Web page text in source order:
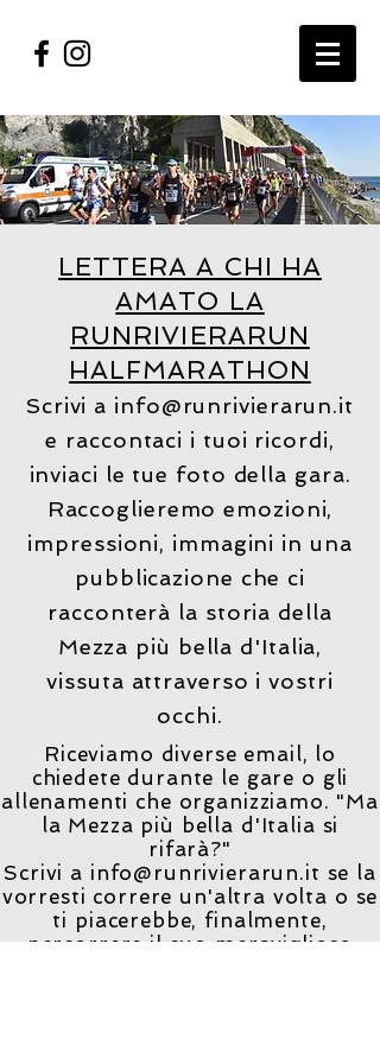
LETTERA A CHI HA
AMATO LA
RUNRIVIERARUN
HALFMARATHON
Scrivi a info@runrivierarun.it
e raccontaci i tuoi ricordi,
inviaci le tue foto della gara.
Raccoglieremo emozioni,
impressioni, immagini in una
pubblicazione che ci
racconterà la storia della
Mezza più bella d'Italia,
vissuta attraverso i vostri
occhi.
Riceviamo diverse email, lo
chiedete durante le gare o gli
allenamenti che organizziamo. "Ma
la Mezza più bella d'Italia si
rifarà?"
Scrivi a info@runrivierarun.it se la
vorresti correre un'altra volta o se
ti piacerebbe, finalmente,
percorrere il suo meraviglioso